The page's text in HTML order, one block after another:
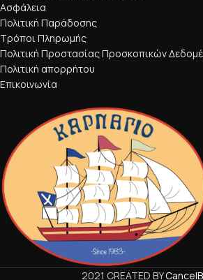
Ασφάλεια
Πολιτική Παράδοσης
Τρόποι Πληρωμής
Πολιτική Προστασίας Προσκοπικών
Πολιτική απορρήτου
Επικοινωνία
2021 CREATED BY